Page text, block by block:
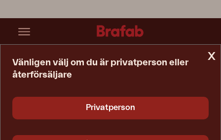
x
Vänligen välj om du är privatperson eller
återförsäljare
Privatperson